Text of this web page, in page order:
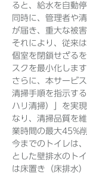
ると、給水を自動
同時に、管理者や
が届き、重大な被
それにより、従来
個室を閉鎖せざる
スクを最小化します
さらに、本サービ
清掃手順を指示す
ハリ清掃）」を実
なり、清掃品質を
業時間の最大45%
今までのトイレは
とした壁排水のト
は床置き（床排水